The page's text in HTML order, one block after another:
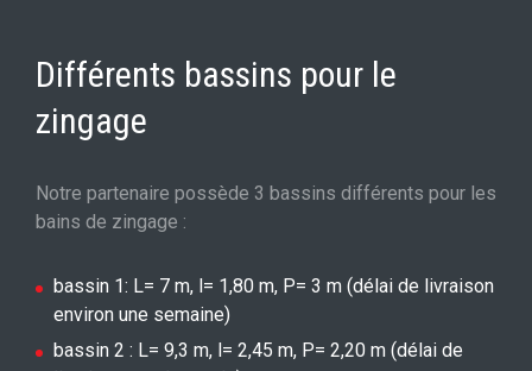
Différents bassins pour le
zingage
Notre partenaire possède 3 bassins différents pour les
bains de zingage :
bassin 1: L= 7 m, l= 1,80 m, P= 3 m (délai de livraison
environ une semaine)
bassin 2 : L= 9,3 m, l= 2,45 m, P= 2,20 m (délai de